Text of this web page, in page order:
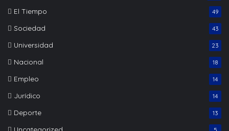
El Tiempo 49
Sociedad 43
Universidad 23
Nacional 18
Empleo 14
Jurídico 14
Deporte 13
Uncategorized